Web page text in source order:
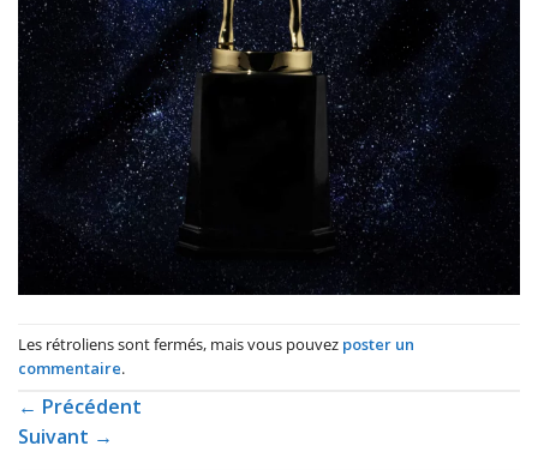
Les rétroliens sont fermés, mais vous pouvez poster un
commentaire.
← Précédent
Suivant →